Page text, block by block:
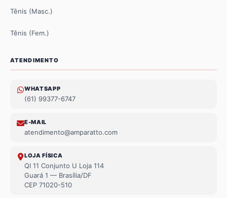
Tênis (Masc.)
Tênis (Fem.)
ATENDIMENTO
WHATSAPP
(61) 99377-6747
E-MAIL
atendimento@amparatto.com
LOJA FÍSICA
QI 11 Conjunto U Loja 114
Guará 1 — Brasília/DF
CEP 71020-510